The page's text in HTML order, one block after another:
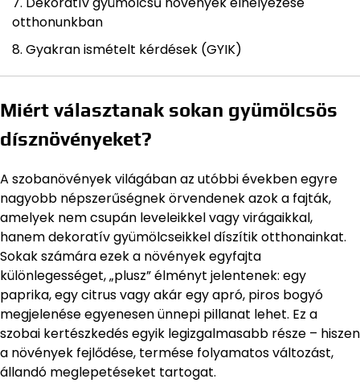
otthonunkban
Gyakran ismételt kérdések (GYIK)
Miért választanak sokan gyümölcsös
dísznövényeket?
A szobanövények világában az utóbbi években egyre
nagyobb népszerűségnek örvendenek azok a fajták,
amelyek nem csupán leveleikkel vagy virágaikkal,
hanem dekoratív gyümölcseikkel díszítik otthonainkat.
Sokak számára ezek a növények egyfajta
különlegességet, „plusz” élményt jelentenek: egy
paprika, egy citrus vagy akár egy apró, piros bogyó
megjelenése egyenesen ünnepi pillanat lehet. Ez a
szobai kertészkedés egyik legizgalmasabb része – hiszen
a növények fejlődése, termése folyamatos változást,
állandó meglepetéseket tartogat.